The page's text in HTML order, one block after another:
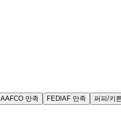
AAFCO 만족 FEDIAF 만족 퍼피/키